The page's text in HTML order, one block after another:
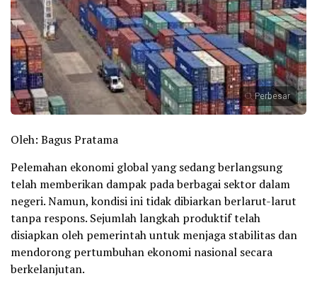
Perbesar
Oleh: Bagus Pratama
Pelemahan ekonomi global yang sedang berlangsung
telah memberikan dampak pada berbagai sektor dalam
negeri. Namun, kondisi ini tidak dibiarkan berlarut-larut
tanpa respons. Sejumlah langkah produktif telah
disiapkan oleh pemerintah untuk menjaga stabilitas dan
mendorong pertumbuhan ekonomi nasional secara
berkelanjutan.